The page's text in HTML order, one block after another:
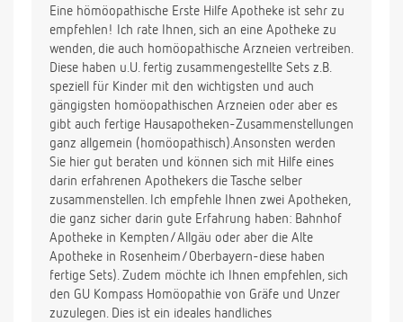
Eine hömöopathische Erste Hilfe Apotheke ist sehr zu
empfehlen! Ich rate Ihnen, sich an eine Apotheke zu
wenden, die auch homöopathische Arzneien vertreiben.
Diese haben u.U. fertig zusammengestellte Sets z.B.
speziell für Kinder mit den wichtigsten und auch
gängigsten homöopathischen Arzneien oder aber es
gibt auch fertige Hausapotheken-Zusammenstellungen
ganz allgemein (homöopathisch).Ansonsten werden
Sie hier gut beraten und können sich mit Hilfe eines
darin erfahrenen Apothekers die Tasche selber
zusammenstellen. Ich empfehle Ihnen zwei Apotheken,
die ganz sicher darin gute Erfahrung haben: Bahnhof
Apotheke in Kempten/Allgäu oder aber die Alte
Apotheke in Rosenheim/Oberbayern-diese haben
fertige Sets). Zudem möchte ich Ihnen empfehlen, sich
den GU Kompass Homöopathie von Gräfe und Unzer
zuzulegen. Dies ist ein ideales handliches